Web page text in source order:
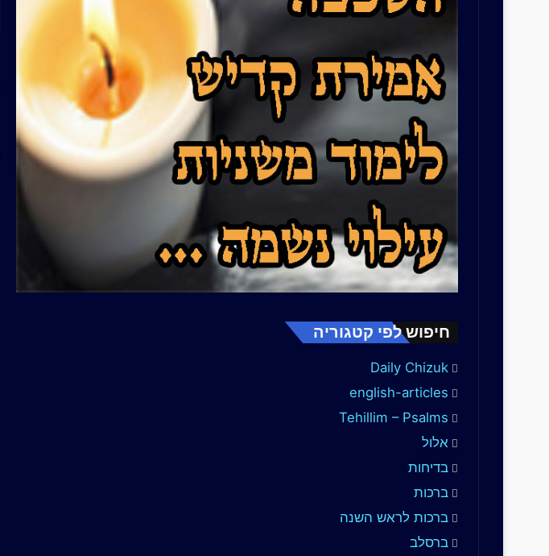
חיפוש לפי קטגוריה
Daily Chizuk
english-articles
Tehillim – Psalms
אלול
בדיחות
ברכות
ברכות לראש השנה
ברסלב